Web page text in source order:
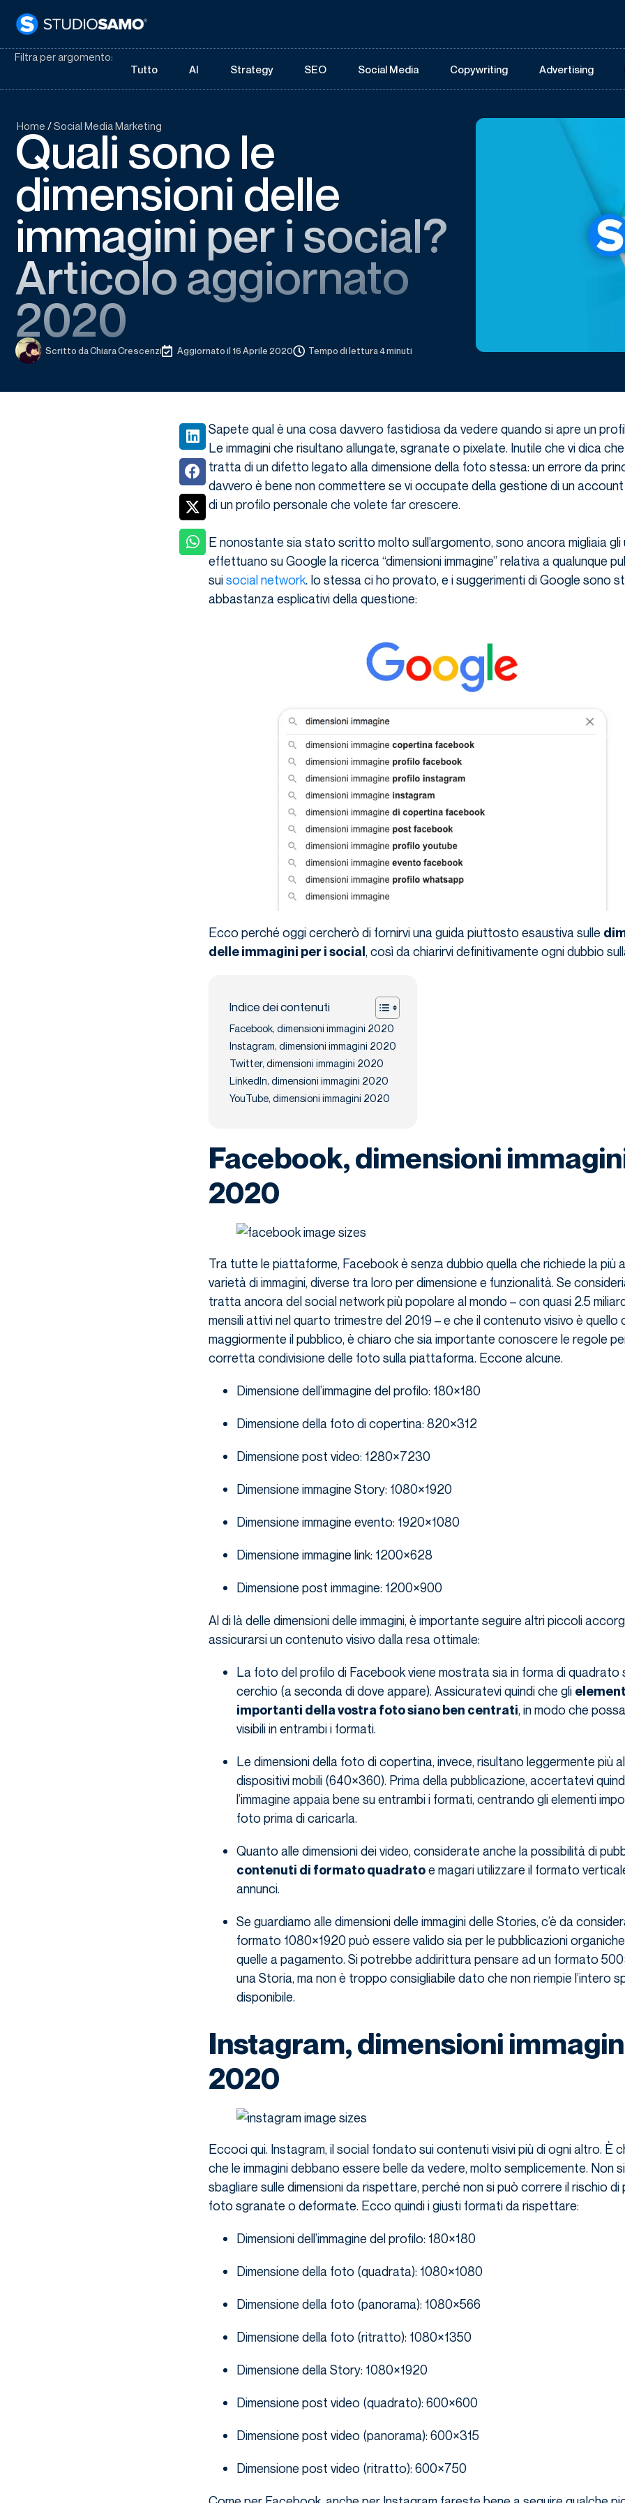
Filtra per argomento:
Tutto
AI Strategy SEO Social Media Copywriting Advertising
Home /Social Media Marketing
Quali sono le
dimensioni delle
immagini per i social?
Articolo aggiornato
2020
Scritto daChiara Crescenzi Aggiornato il 16 Aprile 2020 Tempo di lettura 4 minuti
Sapete qual è una cosa davvero fastidiosa da vedere quando si apre un
Le immagini che risultano allungate, sgranate o pixelate. Inutile che vi dica
tratta di un difetto legato alla dimensione della foto stessa: un errore da
davvero è bene non commettere se vi occupate della gestione di un
di un profilo personale che volete far crescere.
E nonostante sia stato scritto molto sull’argomento, sono ancora migliaia gli
effettuano su Google la ricerca “dimensioni immagine” relativa a qualunque
suisocial network. Io stessa ci ho provato, e i suggerimenti di Google sono
abbastanza esplicativi della questione:
Ecco perché oggi cercherò di fornirvi una guida piuttosto esaustiva sulle
delle immagini per i social , così da chiarirvi definitivamente ogni dubbio
Indice dei contenuti
Facebook, dimensioni immagini 2020
Instagram, dimensioni immagini 2020
Twitter, dimensioni immagini 2020
LinkedIn, dimensioni immagini 2020
YouTube, dimensioni immagini 2020
Facebook, dimensioni
2020
Tra tutte le piattaforme, Facebook è senza dubbio quella che richiede la più
varietà di immagini, diverse tra loro per dimensione e funzionalità. Se
tratta ancora del social network più popolare al mondo – con quasi 2.5
mensili attivi nel quarto trimestre del 2019 – e che il contenuto visivo è quello
maggiormente il pubblico, è chiaro che sia importante conoscere le regole
corretta condivisione delle foto sulla piattaforma. Eccone alcune.
Dimensione dell’immagine del profilo: 180×180
Dimensione della foto di copertina: 820×312
Dimensione post video: 1280×7230
Dimensione immagine Story: 1080×1920
Dimensione immagine evento: 1920×1080
Dimensione immagine link: 1200×628
Dimensione post immagine: 1200×900
Al di là delle dimensioni delle immagini, è importante seguire altri piccoli
assicurarsi un contenuto visivo dalla resa ottimale:
La foto del profilo di Facebook viene mostrata sia in forma di quadrato
cerchio (a seconda di dove appare). Assicuratevi quindi che gli
importanti della vostra foto siano ben centrati, in modo che
visibili in entrambi i formati.
Le dimensioni della foto di copertina, invece, risultano leggermente più
dispositivi mobili (640×360). Prima della pubblicazione, accertatevi
l’immagine appaia bene su entrambi i formati, centrando gli elementi
foto prima di caricarla.
Quanto alle dimensioni dei video, considerate anche la possibilità di
contenuti di formato quadratoe magari utilizzare il formato
annunci.
Se guardiamo alle dimensioni delle immagini delle Stories, c’è da
formato 1080×1920 può essere valido sia per le pubblicazioni
quelle a pagamento. Si potrebbe addirittura pensare ad un formato
una Storia, ma non è troppo consigliabile dato che non riempie l’intero
disponibile.
Instagram, dimensioni
2020
Eccoci qui. Instagram, il social fondato sui contenuti visivi più di ogni altro. È
che le immagini debbano essere belle da vedere, molto semplicemente. Non
sbagliare sulle dimensioni da rispettare, perché non si può correre il rischio di
foto sgranate o deformate. Ecco quindi i giusti formati da rispettare:
Dimensioni dell’immagine del profilo: 180×180
Dimensione della foto (quadrata): 1080×1080
Dimensione della foto (panorama): 1080×566
Dimensione della foto (ritratto): 1080×1350
Dimensione della Story: 1080×1920
Dimensione post video (quadrato): 600×600
Dimensione post video (panorama): 600×315
Dimensione post video (ritratto): 600×750